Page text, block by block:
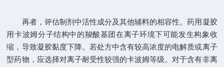
再者，评估制剂中活性成分及其他辅料的相容性。药用凝胶
用卡波姆分子结构中的羧酸基团在离子环境下可能发生构象收
缩，导致凝胶黏度下降。若处方中含有较高浓度的电解质或离子
型药物，应选择对离子耐受性较强的卡波姆等级。对于含有非离